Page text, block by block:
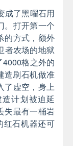
成了黑曜石用
。打开第一个
的方式，额外
者农场的地狱
格之外的
造刷石机做准
了虚空，身上
计划被迫延
失最有一桶岩
红石机器还可